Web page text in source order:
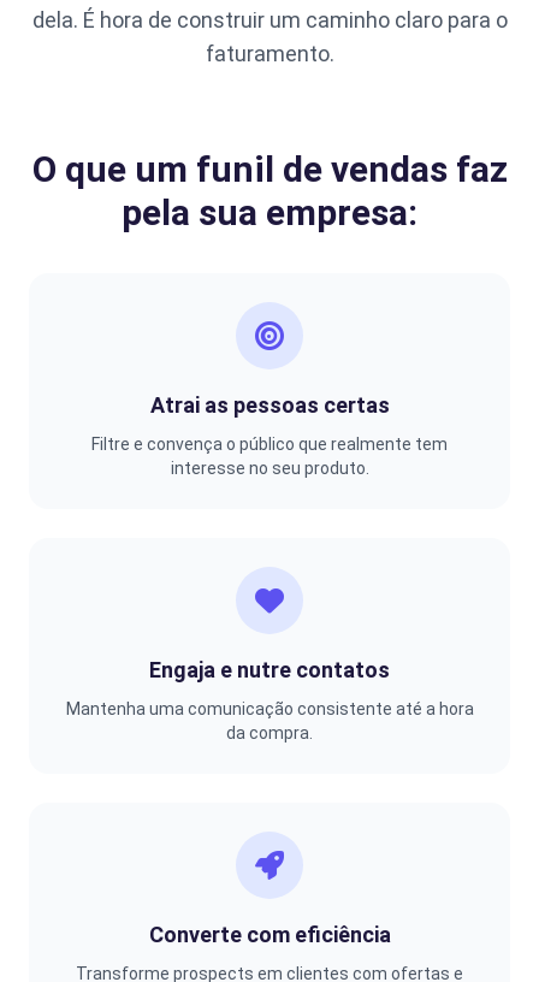
dela. É hora de construir um caminho claro para o
faturamento.
O que um funil de vendas faz
pela sua empresa:
Atrai as pessoas certas
Filtre e convença o público que realmente tem
interesse no seu produto.
Engaja e nutre contatos
Mantenha uma comunicação consistente até a hora
da compra.
Converte com eficiência
Transforme prospects em clientes com ofertas e